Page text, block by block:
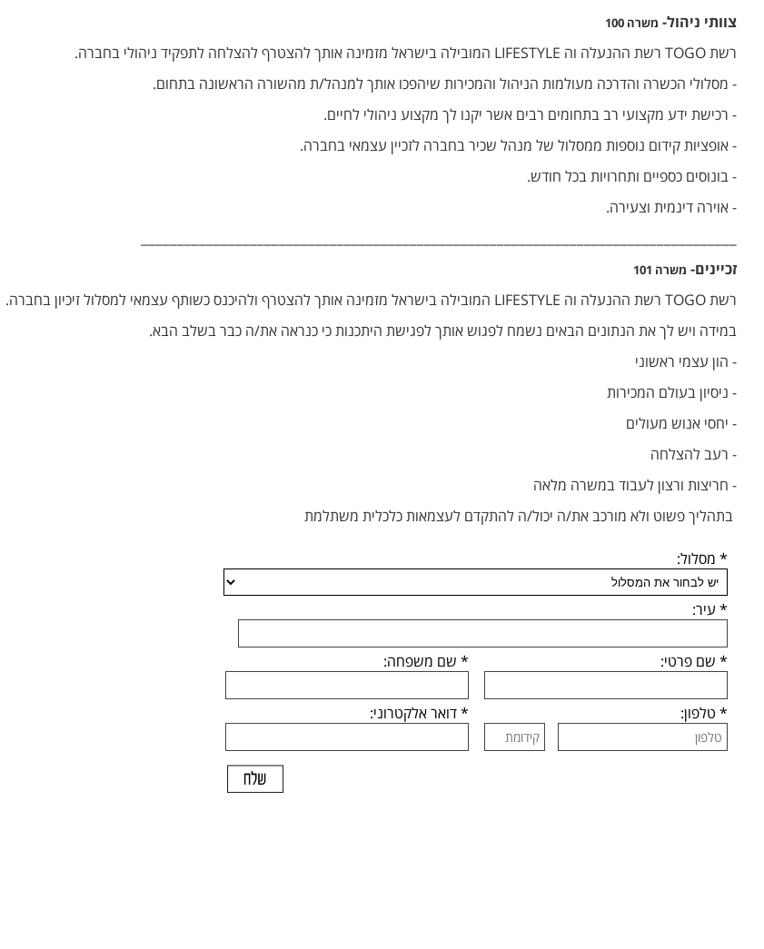
צוותי ניהול- משרה 100
רשת TOGO רשת ההנעלה וה LIFESTYLE המובילה בישראל מזמינה אותך להצטרף להצלחה לתפקיד ניהולי בחברה.
- מסלולי הכשרה והדרכה מעולמות הניהול והמכירות שיהפכו אותך למנהל/ת מהשורה הראשונה בתחום.
- רכישת ידע מקצועי רב בתחומים רבים אשר יקנו לך מקצוע ניהולי לחיים.
- אופציות קידום נוספות ממסלול של מנהל שכיר בחברה לזכיין עצמאי בחברה.
- בונוסים כספיים ותחרויות בכל חודש.
- אוירה דינמית וצעירה.
זכיינים- משרה 101
רשת TOGO רשת ההנעלה וה LIFESTYLE המובילה בישראל
מזמינה אותך להצטרף ולהיכנס כשותף עצמאי למסלול זיכיון בחברה.
במידה ויש לך את הנתונים הבאים נשמח לפגוש אותך לפגישת היתכנות כי כנראה את/ה כבר בשלב הבא.
- הון עצמי ראשוני
- ניסיון בעולם המכירות
- יחסי אנוש מעולים
- רעב להצלחה
- חריצות ורצון לעבוד במשרה מלאה
בתהליך פשוט ולא מורכב את/ה יכול/ה להתקדם לעצמאות כלכלית משתלמת